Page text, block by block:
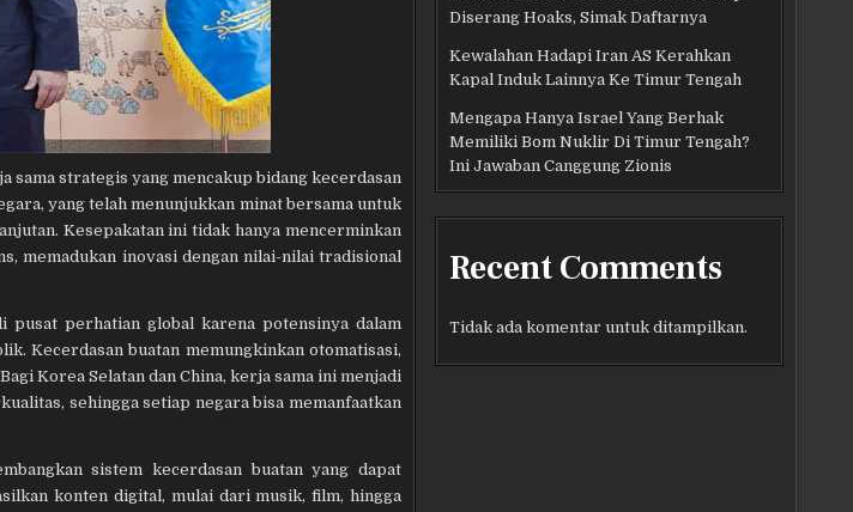
sama strategis yang mencakup bidang kecerdasan
yang telah menunjukkan minat bersama untuk
Kesepakatan ini tidak hanya mencerminkan
memadukan inovasi dengan nilai-nilai tradisional
pusat perhatian global karena potensinya dalam
Kecerdasan buatan memungkinkan otomatisasi,
Korea Selatan dan China, kerja sama ini menjadi
sehingga setiap negara bisa memanfaatkan
sistem kecerdasan buatan yang dapat
konten digital, mulai dari musik, film, hingga
Diserang Hoaks, Simak Daftarnya
Kewalahan Hadapi Iran AS Kerahkan
Kapal Induk Lainnya Ke Timur Tengah
Mengapa Hanya Israel Yang Berhak
Memiliki Bom Nuklir Di Timur Tengah?
Ini Jawaban Canggung Zionis
Recent Comments
Tidak ada komentar untuk ditampilkan.